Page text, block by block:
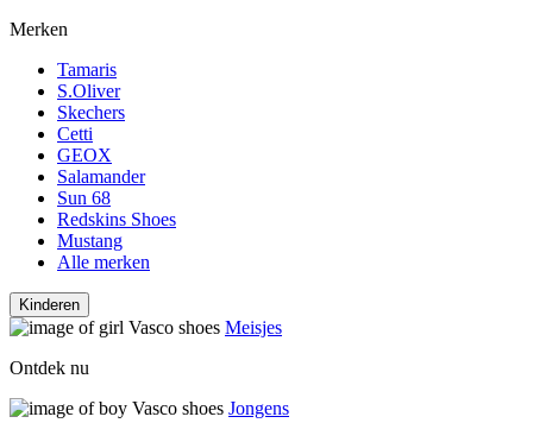
Merken
Tamaris
S.Oliver
Skechers
Cetti
GEOX
Salamander
Sun 68
Redskins Shoes
Mustang
Alle merken
Kinderen
Meisjes
Ontdek nu
Jongens